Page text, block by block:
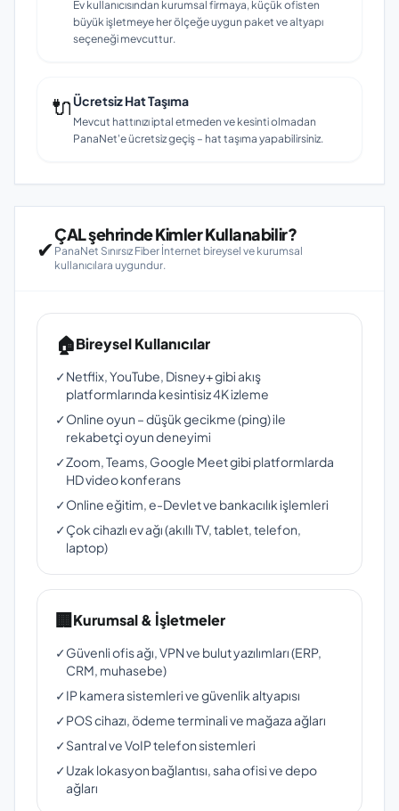
Ev kullanıcısından kurumsal firmaya, küçük ofisten
büyük işletmeye her ölçeğe uygun paket ve altyapı
seçeneği mevcuttur.
🔌Ücretsiz Hat Taşıma
Mevcut hattınızı iptal etmeden ve kesinti olmadan
PanaNet'e ücretsiz geçiş – hat taşıma yapabilirsiniz.
✔
ÇAL şehrinde Kimler Kullanabilir?
PanaNet Sınırsız Fiber İnternet bireysel ve kurumsal
kullanıcılara uygundur.
🏠Bireysel Kullanıcılar
✓Netflix, YouTube, Disney+ gibi akış
platformlarında kesintisiz 4K izleme
✓Online oyun – düşük gecikme (ping) ile
rekabetçi oyun deneyimi
✓Zoom, Teams, Google Meet gibi platformlarda
HD video konferans
✓Online eğitim, e-Devlet ve bankacılık işlemleri
✓Çok cihazlı ev ağı (akıllı TV, tablet, telefon,
laptop)
🏢Kurumsal & İşletmeler
✓Güvenli ofis ağı, VPN ve bulut yazılımları (ERP,
CRM, muhasebe)
✓IP kamera sistemleri ve güvenlik altyapısı
✓POS cihazı, ödeme terminali ve mağaza ağları
✓Santral ve VoIP telefon sistemleri
✓Uzak lokasyon bağlantısı, saha ofisi ve depo
ağları